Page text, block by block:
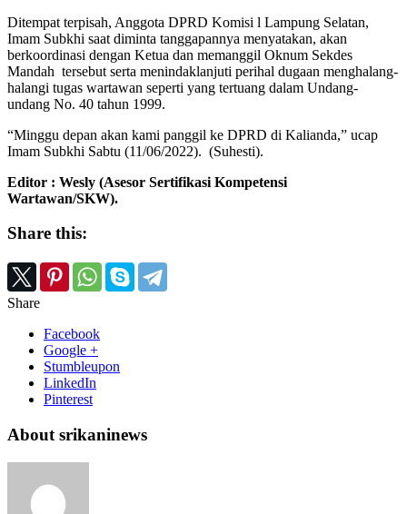
Ditempat terpisah, Anggota DPRD Komisi l Lampung Selatan,
Imam Subkhi saat diminta tanggapannya menyatakan, akan
berkoordinasi dengan Ketua dan memanggil Oknum Sekdes
Mandah tersebut serta menindaklanjuti perihal dugaan menghalang-
halangi tugas wartawan seperti yang tertuang dalam Undang-
undang No. 40 tahun 1999.
“Minggu depan akan kami panggil ke DPRD di Kalianda,” ucap
Imam Subkhi Sabtu (11/06/2022). (Suhesti).
Editor : Wesly (Asesor Sertifikasi Kompetensi
Wartawan/SKW).
Share this:
Share
Facebook
Google +
Stumbleupon
LinkedIn
Pinterest
About srikaninews